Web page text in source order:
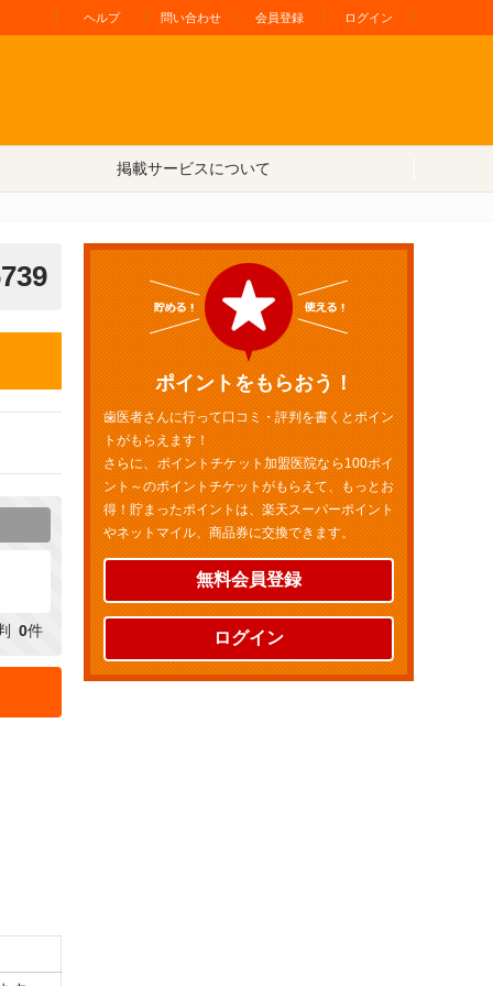
ヘルプ 問い合わせ 会員登録 ログイン
掲載サービスについて
0件
ポイントをもらおう！
歯医者さんに行って口コミ・評判を書くとポイン
トがもらえます！
さらに、ポイントチケット加盟医院なら100ポイ
ント～のポイントチケットがもらえて、もっとお
得！貯まったポイントは、楽天スーパーポイント
やネットマイル、商品券に交換できます。
無料会員登録
ログイン